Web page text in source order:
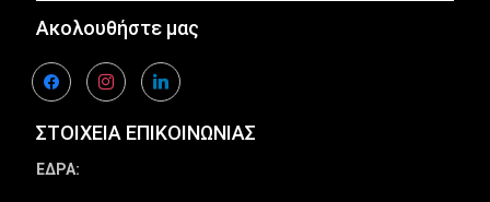
Ακολουθήστε μας
facebookinstagramlinkedin
ΣΤΟΙΧΕΙΑ ΕΠΙΚΟΙΝΩΝΙΑΣ
ΕΔΡΑ: